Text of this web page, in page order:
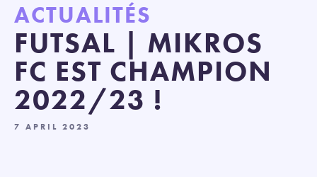
ACTUALITÉS
FUTSAL | MIKROS
FC EST CHAMPION
2022/23 !
7 APRIL 2023